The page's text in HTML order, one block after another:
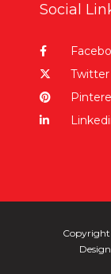
Social
Twitter